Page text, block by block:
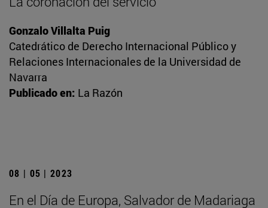
Gonzalo Villalta Puig
Catedrático de Derecho Internacional Público y
Relaciones Internacionales de la Universidad de
Navarra
Publicado en: La Razón
08 | 05 | 2023
En el Día de Europa, Salvador de Madariaga